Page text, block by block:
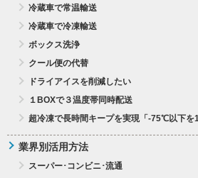
冷蔵車で常温輸送
冷蔵車で冷凍輸送
ボックス洗浄
クール便の代替
ドライアイスを削減したい
１BOXで３温度帯同時配送
超冷凍で長時間キープを実現「-75℃以下を
業界別活用方法
スーパー･コンビニ･流通